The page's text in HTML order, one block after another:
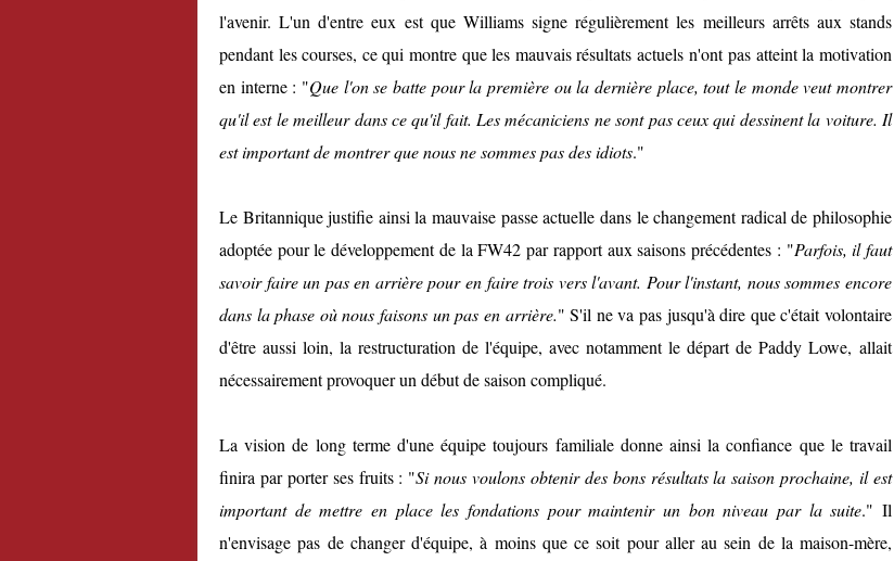
l'avenir. L'un d'entre eux est que Williams signe régulièrement les meilleurs arrêts aux stands
pendant les courses, ce qui montre que les mauvais résultats actuels n'ont pas atteint la motivation
en interne : "Que l'on se batte pour la première ou la dernière place, tout le monde veut montrer
qu'il est le meilleur dans ce qu'il fait. Les mécaniciens ne sont pas ceux qui dessinent la voiture. Il
est important de montrer que nous ne sommes pas des idiots."
Le Britannique justifie ainsi la mauvaise passe actuelle dans le changement radical de philosophie
adoptée pour le développement de la FW42 par rapport aux saisons précédentes : "Parfois, il faut
savoir faire un pas en arrière pour en faire trois vers l'avant. Pour l'instant, nous sommes encore
dans la phase où nous faisons un pas en arrière." S'il ne va pas jusqu'à dire que c'était volontaire
d'être aussi loin, la restructuration de l'équipe, avec notamment le départ de Paddy Lowe, allait
nécessairement provoquer un début de saison compliqué.
La vision de long terme d'une équipe toujours familiale donne ainsi la confiance que le travail
finira par porter ses fruits : "Si nous voulons obtenir des bons résultats la saison prochaine, il est
important de mettre en place les fondations pour maintenir un bon niveau par la suite." Il
n'envisage pas de changer d'équipe, à moins que ce soit pour aller au sein de la maison-mère,